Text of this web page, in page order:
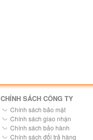
CHÍNH SÁCH CÔNG TY
Chính sách bảo mật
Chính sách giao nhận
Chính sách bảo hành
Chính sách đổi trả hàng